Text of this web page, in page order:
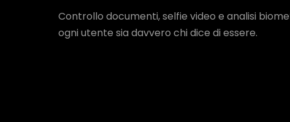
Controllo documenti, selfie video e analisi
ogni utente sia davvero chi dice di essere.